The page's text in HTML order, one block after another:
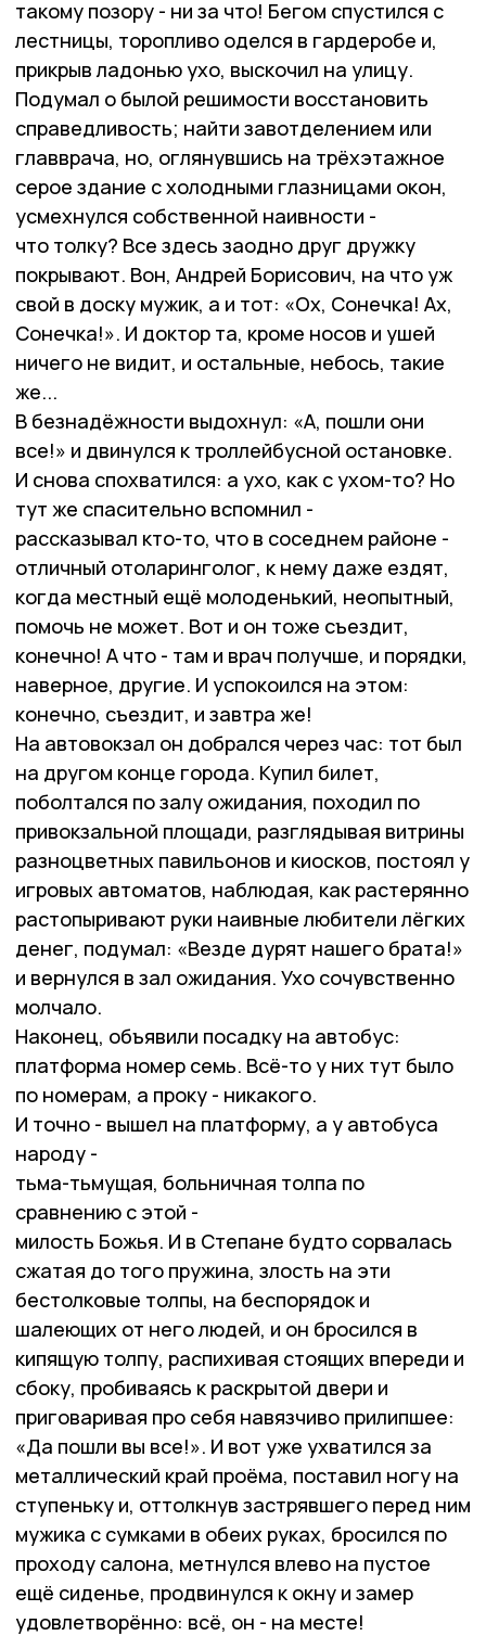
такому позору - ни за что! Бегом спустился с
лестницы, торопливо оделся в гардеробе и,
прикрыв ладонью ухо, выскочил на улицу.
Подумал о былой решимости восстановить
справедливость; найти завотделением или
главврача, но, оглянувшись на трёхэтажное
серое здание с холодными глазницами окон,
усмехнулся собственной наивности -
что толку? Все здесь заодно друг дружку
покрывают. Вон, Андрей Борисович, на что уж
свой в доску мужик, а и тот: «Ох, Сонечка! Ах,
Сонечка!». И доктор та, кроме носов и ушей
ничего не видит, и остальные, небось, такие
же...
В безнадёжности выдохнул: «А, пошли они
все!» и двинулся к троллейбусной остановке.
И снова спохватился: а ухо, как с ухом-то? Но
тут же спасительно вспомнил -
рассказывал кто-то, что в соседнем районе -
отличный отоларинголог, к нему даже ездят,
когда местный ещё молоденький, неопытный,
помочь не может. Вот и он тоже съездит,
конечно! А что - там и врач получше, и порядки,
наверное, другие. И успокоился на этом:
конечно, съездит, и завтра же!
На автовокзал он добрался через час: тот был
на другом конце города. Купил билет,
поболтался по залу ожидания, походил по
привокзальной площади, разглядывая витрины
разноцветных павильонов и киосков, постоял у
игровых автоматов, наблюдая, как растерянно
растопыривают руки наивные любители лёгких
денег, подумал: «Везде дурят нашего брата!»
и вернулся в зал ожидания. Ухо сочувственно
молчало.
Наконец, объявили посадку на автобус:
платформа номер семь. Всё-то у них тут было
по номерам, а проку - никакого.
И точно - вышел на платформу, а у автобуса
народу -
тьма-тьмущая, больничная толпа по
сравнению с этой -
милость Божья. И в Степане будто сорвалась
сжатая до того пружина, злость на эти
бестолковые толпы, на беспорядок и
шалеющих oт него людей, и он бросился в
кипящую толпу, распихивая стоящих впереди и
сбоку, пробиваясь к раскрытой двери и
приговаривая про себя навязчиво прилипшее:
«Да пошли вы все!». И вот уже ухватился за
металлический край проёма, поставил ногу на
ступеньку и, оттолкнув застрявшего перед ним
мужика с сумками в обеих руках, бросился по
проходу салона, метнулся влево на пустое
ещё сиденье, продвинулся к окну и замер
удовлетворённо: всё, он - на месте!